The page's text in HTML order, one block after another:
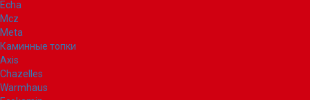
Echa
Mcz
Meta
Каминные топки
Axis
Chazelles
Warmhaus